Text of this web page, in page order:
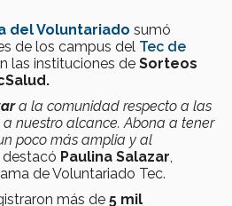
del Voluntariado sumó
de los campus del Tec de
las instituciones de Sorteos
a la comunidad respecto a las
nuestro alcance. Abona a tener
poco más amplia y al
destacó Paulina Salazar
de Voluntariado Tec.
más de 5 mil